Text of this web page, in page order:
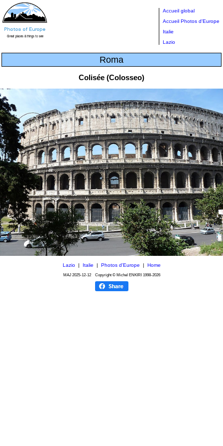
Accueil global
Accueil Photos d'Europe
Italie
Lazio
Roma
Colisée (Colosseo)
Lazio| Italie Photos d'Europe Home
MAJ 2025-12-12Copyright © Michel ENKIRI 1998-2026